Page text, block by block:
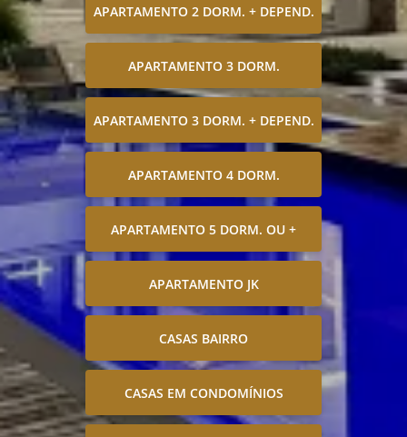
APARTAMENTO 2 DORM. + DEPEND.
APARTAMENTO 3 DORM.
APARTAMENTO 3 DORM. + DEPEND.
APARTAMENTO 4 DORM.
APARTAMENTO 5 DORM. OU +
APARTAMENTO JK
CASAS BAIRRO
CASAS EM CONDOMÍNIOS